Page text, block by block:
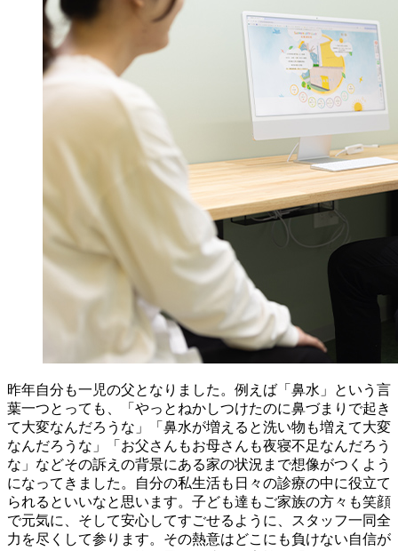
昨年⾃分も⼀児の⽗となりました。例えば「⿐⽔」という⾔
葉⼀つとっても、「やっとねかしつけたのに⿐づまりで起き
て⼤変なんだろうな」「⿐⽔が増えると洗い物も増えて⼤変
なんだろうな」「お⽗さんもお⺟さんも夜寝不⾜なんだろう
な」などその訴えの背景にある家の状況まで想像がつくよう
になってきました。⾃分の私⽣活も⽇々の診療の中に役⽴て
られるといいなと思います。⼦ども達もご家族の⽅々も笑顔
で元気に、そして安⼼してすごせるように、スタッフ⼀同全
⼒を尽くして参ります。その熱意はどこにも負けない⾃信が